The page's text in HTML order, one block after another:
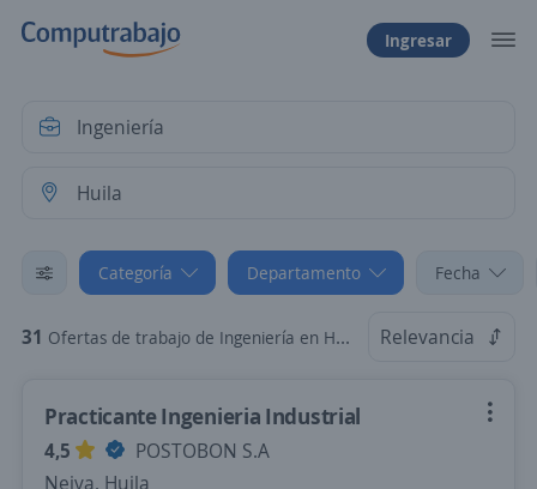
Ingresar
Categoría Departamento Fecha
31 Ofertas de trabajo de Ingeniería en Huila Relevancia
Practicante Ingenieria Industrial
4,5
POSTOBON S.A
Neiva, Huila